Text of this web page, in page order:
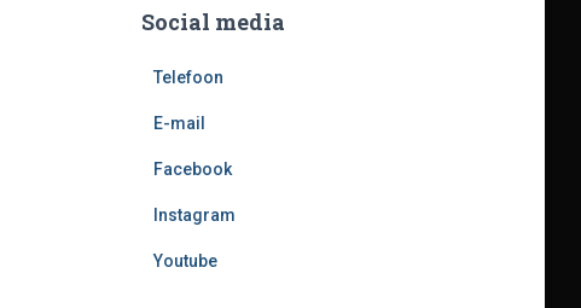
Social media
Telefoon
E-mail
Facebook
Instagram
Youtube